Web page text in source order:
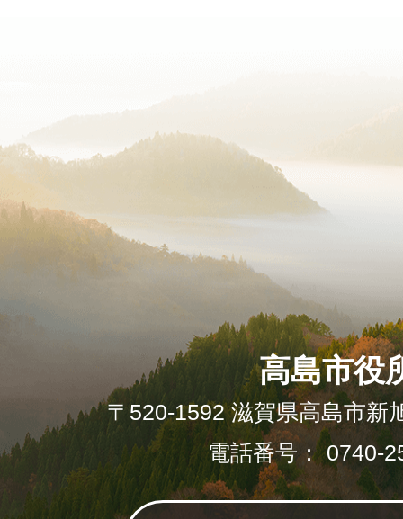
高島市役
〒520-1592 滋賀県高島市新
電話番号： 0740-